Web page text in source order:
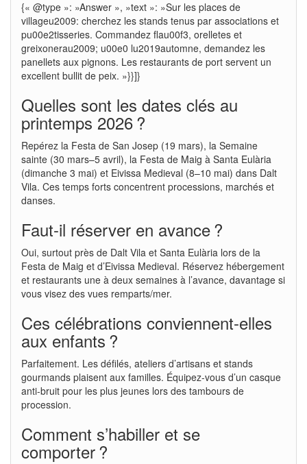
{« @type »: »Answer », »text »: »Sur les places de
villageu2009: cherchez les stands tenus par associations et
pu00e2tisseries. Commandez flau00f3, orelletes et
greixonerau2009; u00e0 lu2019automne, demandez les
panellets aux pignons. Les restaurants de port servent un
excellent bullit de peix. »}}]}
Quelles sont les dates clés au
printemps 2026 ?
Repérez la Festa de San Josep (19 mars), la Semaine
sainte (30 mars–5 avril), la Festa de Maig à Santa Eulària
(dimanche 3 mai) et Eivissa Medieval (8–10 mai) dans Dalt
Vila. Ces temps forts concentrent processions, marchés et
danses.
Faut-il réserver en avance ?
Oui, surtout près de Dalt Vila et Santa Eulària lors de la
Festa de Maig et d’Eivissa Medieval. Réservez hébergement
et restaurants une à deux semaines à l’avance, davantage si
vous visez des vues remparts/mer.
Ces célébrations conviennent-elles
aux enfants ?
Parfaitement. Les défilés, ateliers d’artisans et stands
gourmands plaisent aux familles. Équipez-vous d’un casque
anti-bruit pour les plus jeunes lors des tambours de
procession.
Comment s’habiller et se
comporter ?